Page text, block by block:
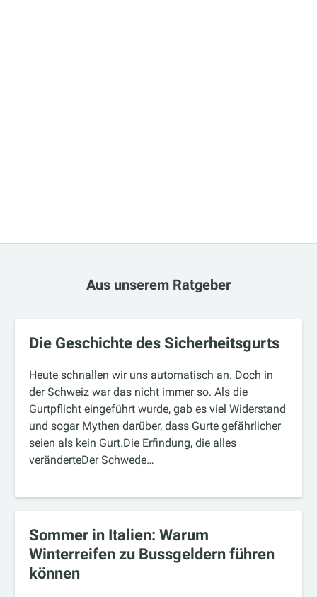
Aus unserem Ratgeber
Die Geschichte des Sicherheitsgurts
Heute schnallen wir uns automatisch an. Doch in
der Schweiz war das nicht immer so. Als die
Gurtpflicht eingeführt wurde, gab es viel Widerstand
und sogar Mythen darüber, dass Gurte gefährlicher
seien als kein Gurt.Die Erfindung, die alles
veränderteDer Schwede…
Sommer in Italien: Warum
Winterreifen zu Bussgeldern führen
können